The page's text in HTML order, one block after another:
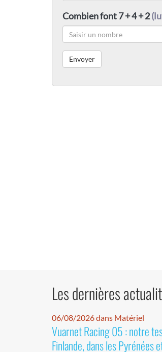
Combien font 7 + 4 + 2
Les dernières
06/08/2026 dans Matériel
Vuarnet Racing 05 : notre
Finlande, dans les Pyrénées